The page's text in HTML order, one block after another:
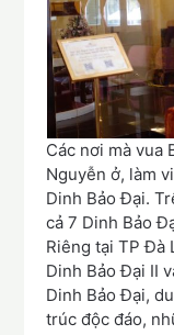
Các nơi mà vua
Nguyễn ở, làm
Dinh Bảo Đại.
cả 7 Dinh Bảo
Riêng tại TP Đà
Dinh Bảo Đại II
Dinh Bảo Đại,
trúc độc đáo,